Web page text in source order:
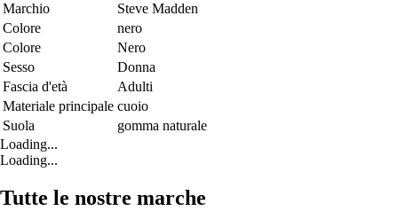
Marchio
Steve Madden
Colore
nero
Colore
Nero
Sesso
Donna
Fascia d'età
Adulti
Materiale principale cuoio
Suola
gomma naturale
Loading...
Loading...
Tutte le nostre marche